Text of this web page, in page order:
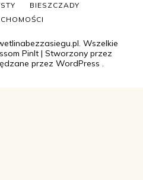
. Wszelkie
PinIt | Stworzony przez
przez WordPress .
BIESZCZADY